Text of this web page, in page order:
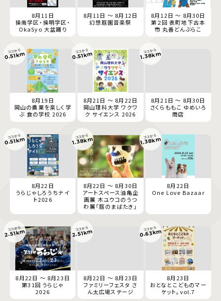
8月11日
操南学区・操明学区・
OkaSyo 大盆踊り
8月11日 ～ 8月12日
幻想庭園音楽祭
8月12日 ～ 8月30日
第２回 表町地下古本
市 丸善どんぶらこ
8月19日
岡山の農業を楽しく学
ぶ 食の学校 2026
ココから
0.51km
8月21日 ～ 8月22日
岡山理科大学 ワクワ
ク サイエンス 2026
ココから
0.51km
8月21日 ～ 8月30日
さくらももこ ゆめいろ
商店
ココから
1.38km
8月22日
うらじゃしろうちナイ
ト2026
ココから
0.51km
8月22日 ～ 8月30日
アートスペース油亀企
画展 木ユウコのうつ
わ展「庭のまばたき」
ココから
1.38km
8月22日
One Love Bazaar
ココから
1.38km
8月22日 ～ 8月23日
第31回 うらじゃ
2026
ココから
2.51km
8月22日 ～ 8月23日
ファミリーフェスタ さ
ん太広場ステージ
ココから
2.51km
8月23日
おとなとこどものマー
ケット。vol.7
ココから
0.63km